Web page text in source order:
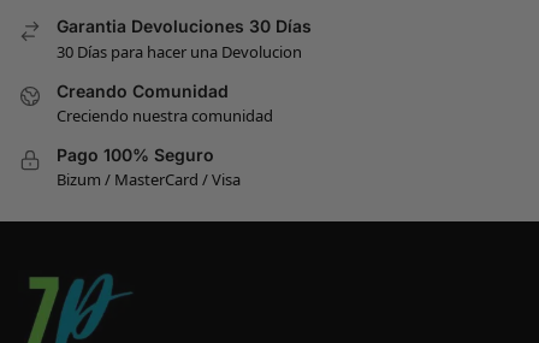
Garantia Devoluciones 30 Días
30 Días para hacer una Devolucion
Creando Comunidad
Creciendo nuestra comunidad
Pago 100% Seguro
Bizum / MasterCard / Visa